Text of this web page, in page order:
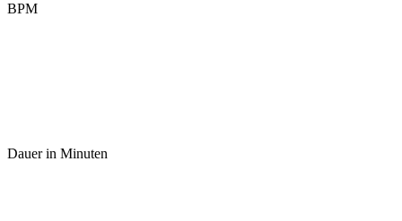
BPM
Dauer in Minuten